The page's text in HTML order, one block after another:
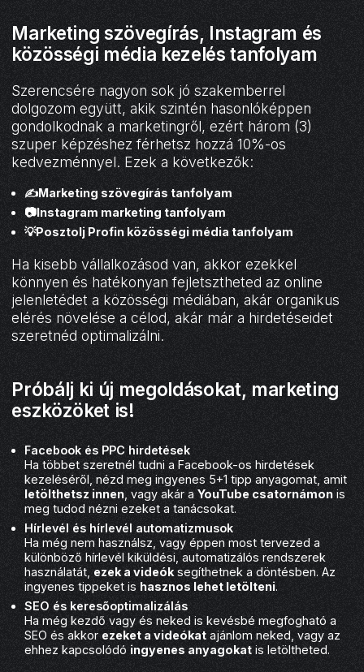
Marketing szövegírás, Instagram és
közösségi média kezelés tanfolyam
Szerencsére nagyon sok jó szakemberrel
dolgozom együtt, akik szintén hasonlóképpen
gondolkodnak a marketingről, ezért három (3)
szuper képzéshez férhetsz hozzá 10%-os
kedvezménnyel. Ezek a következők:
✍️Marketing szövegírás tanfolyam
📷Instagram marketing tanfolyam
💡Posztolj Profin közösségi média tanfolyam
Ha kisebb vállalkozásod van, akkor ezekkel
könnyen és hatékonyan fejletsztheted az online
jelenletédet a közösségi médiában, akár organikus
elérés növelése a célod, akár már a hirdetéseidet
szeretnéd optimalizálni.
Próbálj ki új megoldásokat, marketing
eszközöket is!
Facebook és PPC hirdetések
Ha többet szeretnél tudni a Facebook-os hirdetések
kezeléséről, nézd meg ingyenes 5+1 tipp anyagomat, amit
letölthetsz innen , vagy akár aYouTube csatornámon is
meg tudod nézni ezeket a tanácsokat.
Hírlevél és hírlevél automatizmusok
Ha még nem használsz, vagy éppen most tervezed a
különböző hírlevél kiküldési, automatizálós rendszerek
használatát, ezek a videók segíthetnek a döntésben. Az
ingyenes tippeket is hasznos lehet letölteni.
SEO és keresőoptimalizálás
Ha még kezdő vagy és neked is kevésbé megfogható a
SEO és akkor ezeket a videókat ajánlom neked, vagy az
ehhez kapcsolódó ingyenes anyagokat is letöltheted.